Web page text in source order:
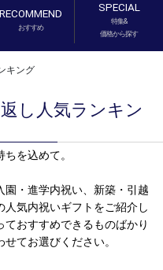
RECOMMEND
おすすめ
SPECIAL
特集&
価格から探す
キング
し人気ランキン
を込めて。
・進学内祝い、新築・引越
人気内祝いギフトをご紹介し
おすすめできるものばかり
てお選びください。